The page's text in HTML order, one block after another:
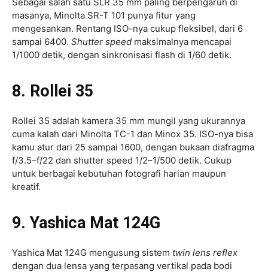
masanya, Minolta SR-T 101 punya fitur yang
mengesankan. Rentang ISO-nya cukup fleksibel, dari 6
sampai 6400. Shutter speed maksimalnya mencapai
1/1000 detik, dengan sinkronisasi flash di 1/60 detik.
8. Rollei 35
Rollei 35 adalah kamera 35 mm mungil yang ukurannya
cuma kalah dari Minolta TC-1 dan Minox 35. ISO-nya bisa
kamu atur dari 25 sampai 1600, dengan bukaan diafragma
f/3.5–f/22 dan shutter speed 1/2–1/500 detik. Cukup
untuk berbagai kebutuhan fotografi harian maupun
kreatif.
9. Yashica Mat 124G
Yashica Mat 124G mengusung sistem twin lens reflex
dengan dua lensa yang terpasang vertikal pada bodi